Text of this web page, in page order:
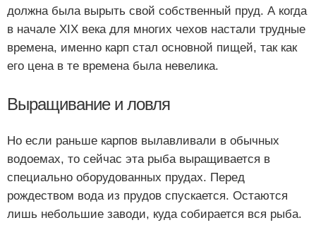
должна была вырыть свой собственный пруд. А когда
в начале XIX века для многих чехов настали трудные
времена, именно карп стал основной пищей, так как
его цена в те времена была невелика.
Выращивание и ловля
Но если раньше карпов вылавливали в обычных
водоемах, то сейчас эта рыба выращивается в
специально оборудованных прудах. Перед
рождеством вода из прудов спускается. Остаются
лишь небольшие заводи, куда собирается вся рыба.